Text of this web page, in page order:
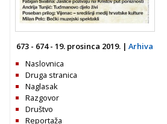
673 - 674 - 19. prosinca 2019. | Arhiva
Naslovnica
Druga stranica
Naglasak
Razgovor
Društvo
Reportaža